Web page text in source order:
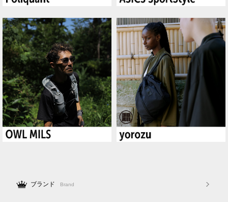
ブランド Brand